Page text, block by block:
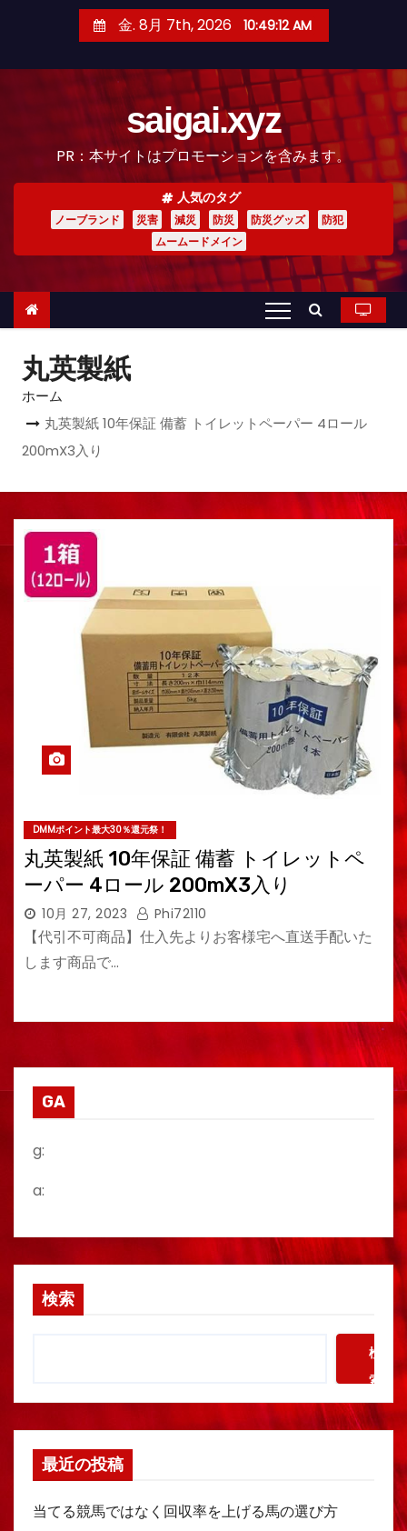
金. 8月 7th, 2026 10:49:14 AM
saigai.xyz
PR：本サイトはプロモーションを含みます。
人気のタグ
ノーブランド 災害 減災 防災 防災グッズ
防犯
ムームードメイン
丸英製紙
ホーム
丸英製紙 10年保証 備蓄 トイレットペーパー 4ロール
200mX3入り
DMMポイント最大30％還元祭！
丸英製紙 10年保証 備蓄 トイレットペ
ーパー 4ロール 200mX3入り
10月 27, 2023 Phi72110
【代引不可商品】仕入先よりお客様宅へ直送手配いた
します商品で…
GA
g:
a:
検索
検
索
最近の投稿
当てる競馬ではなく回収率を上げる馬の選び方